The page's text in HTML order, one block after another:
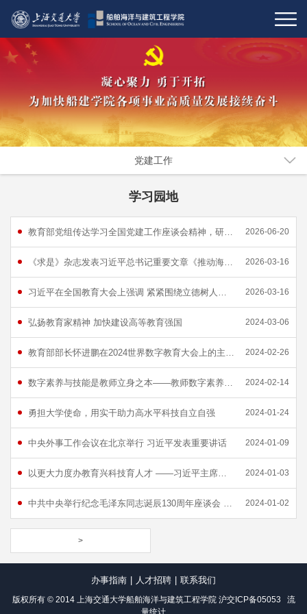
党建工作
学习园地
教育部党组传达学习全国党建工作座谈会精神，研究部署学习宣传贯彻习近平党建思想工作 2026-06-20
《求是》杂志发表习近平总书记重要文章《推动海洋经济高质量发展》 2026-03-16
习近平在全国教育大会上强调 紧紧围绕立德树人根本任务 朝着建成教育强国战略目标扎实迈进 2026-03-16
弘扬教育家精神 加快建设高等教育强国 2024-03-06
教育部部长怀进鹏在2024世界数字教育大会上的主旨演讲：携手推动数字教育应用、共享与创新 2024-02-26
数字素养与技能是教师立身之本——教师数字素养与胜任力提升平行会议观察 2024-02-14
勇担大学使命，用实干助力高水平科技自立自强 2024-01-24
中央外事工作会议在北京举行 习近平发表重要讲话 2024-01-09
以更大力度办教育兴科技育人才 ——习近平主席二〇二四年新年贺词激励干部师生加快建设教育强国 2024-01-03
中共中央举行纪念毛泽东同志诞辰130周年座谈会 习近平发表重要讲话 2024-01-02
>
办事指南 | 人才招聘 | 联系我们
版权所有 © 2014 上海交通大学船舶海洋与建筑工程学院 沪交ICP备05053
流
量统计